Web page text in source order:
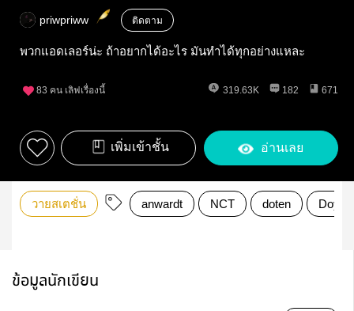
priwpriww ติดตาม
พวกแอดเลอร์น่ะ ถ้าอยากได้อะไร มันทำได้ทุกอย่างแหละ
83 คน เลิฟเรื่องนี้ 319.63K 182 671
เพิ่มเข้าชั้น อ่านเลย
วายสเตชั่น anwardt NCT doten
ข้อมูลนักเขียน